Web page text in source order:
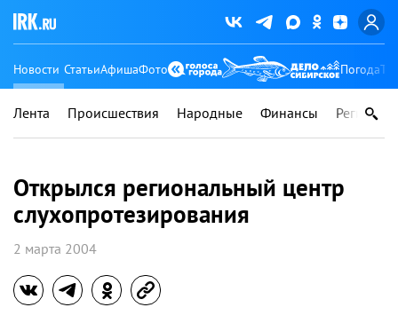
Новости СтатьиАфишаФото Погода
Лента Происшествия Народные Финансы Регионы
Открылся региональный центр
слухопротезирования
2 марта 2004